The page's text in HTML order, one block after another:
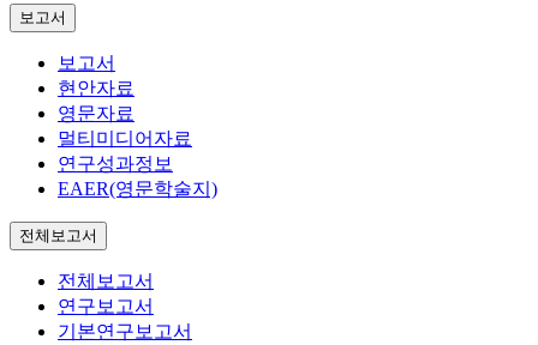
보고서
보고서
현안자료
영문자료
멀티미디어자료
연구성과정보
EAER(영문학술지)
전체보고서
전체보고서
연구보고서
기본연구보고서